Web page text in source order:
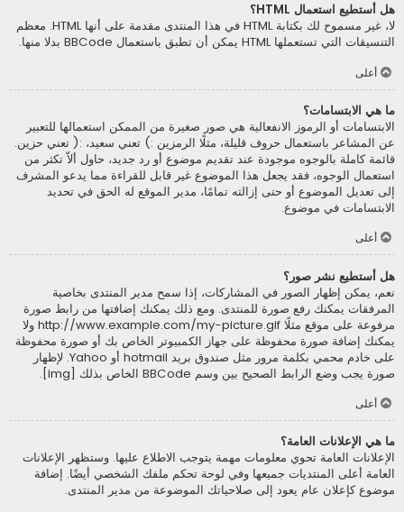
هل أستطيع استعمال HTML؟
لا، غير مسموح لك بكتابة HTML في هذا المنتدى مقدمة على أنها HTML. معظم
التنسيقات التي تستعملها HTML يمكن أن تطبق باستعمال BBCode بدلا منها.
أعلى
ما هي الابتسامات؟
الابتسامات أو الرموز الانفعالية هي صور صغيرة من الممكن استعمالها للتعبير
عن المشاعر باستعمال حروف قليلة، مثلًا الرمزين :) تعني سعيد، :( تعني حزين.
قائمة كاملة بالوجوه موجودة عند تقديم موضوع أو رد جديد، حاول ألاّ تكثر من
استعمال الوجوه، فقد يجعل هذا الموضوع غير قابل للقراءة مما يدعو المشرف
إلى تعديل الموضوع أو حتى إزالته تمامًا، مدير الموقع له الحق في تحديد
الابتسامات في موضوع.
أعلى
هل أستطيع نشر صور؟
نعم، يمكن إظهار الصور في المشاركات، إذا سمح مدير المنتدى بخاصية
المرفقات يمكنك رفع صورة للمنتدى. ومع ذلك يمكنك إضافتها من رابط صورة
مرفوعة على موقع مثلًا http://www.example.com/my-picture.gif ولا
يمكنك إضافة صورة محفوظة على جهاز الكمبيوتر الخاص بك أو صورة محفوظة
على خادم محمي بكلمة مرور مثل صندوق بريد hotmail أو Yahoo. لإظهار
صورة يجب وضع الرابط الصحيح بين وسم BBCode الخاص بذلك [img].
أعلى
ما هي الإعلانات العامة؟
الإعلانات العامة تحوي معلومات مهمة يتوجب الاطلاع عليها. وستظهر الإعلانات
العامة أعلى المنتديات جميعها وفي لوحة تحكم ملفك الشخصي أيضًا. إضافة
موضوع كإعلان عام يعود إلى صلاحياتك الموضوعة من مدير المنتدى.